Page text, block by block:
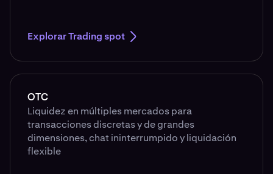
Explorar Trading spot
OTC
Liquidez en múltiples mercados para
transacciones discretas y de grandes
dimensiones, chat ininterrumpido y liquidación
flexible